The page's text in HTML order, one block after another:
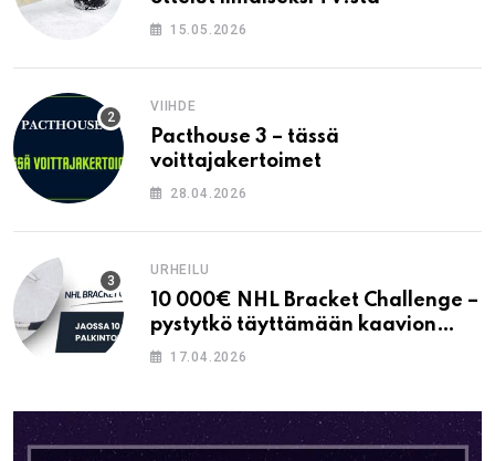
15.05.2026
VIIHDE
Pacthouse 3 – tässä
voittajakertoimet
28.04.2026
URHEILU
10 000€ NHL Bracket Challenge –
pystytkö täyttämään kaavion
oikein?
17.04.2026